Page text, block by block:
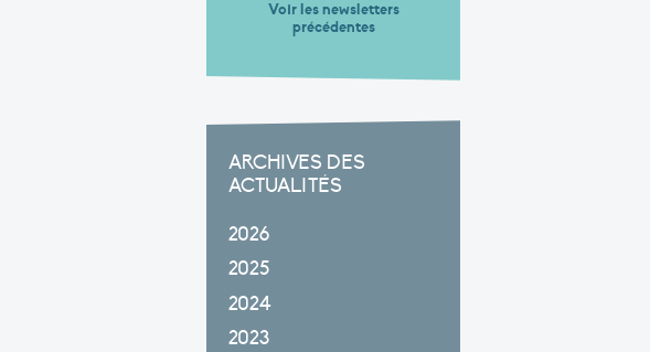
Voir les newsletters
précédentes
ARCHIVES DES
ACTUALITÉS
2026
2025
2024
2023